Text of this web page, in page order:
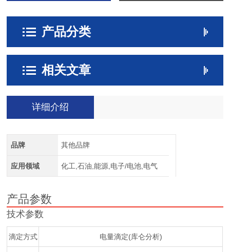
产品分类
相关文章
详细介绍
品牌 其他品牌
应用领域 化工,石油,能源,电子/电池,电气
产品参数
技术参数
滴定方式 电量滴定(库仑分析)